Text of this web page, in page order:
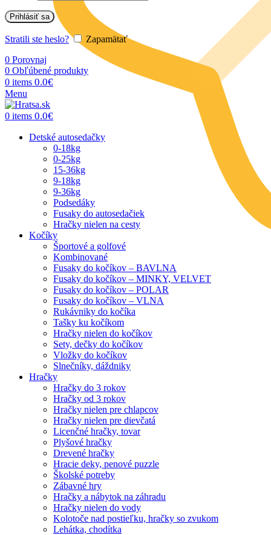
Prihlásiť sa
Stratili ste heslo?
Zapamätať
0 Porovnaj
0 Obľúbené produkty
0 items 0.0€
Menu
0 items 0.0€
Detské autosedačky
0-18kg
0-25kg
15-36kg
9-18kg
9-36kg
Podsedáky
Fusaky do autosedačiek
Hračky nielen na cesty
Kočíky
Športové a golfové
Kombinované
Fusaky do kočíkov – BAVLNA
Fusaky do kočíkov – MINKY, VELVET
Fusaky do kočíkov – POLAR
Fusaky do kočíkov – VLNA
Rukávniky do kočíka
Tašky ku kočíkom
Hračky nielen do kočíkov
Sety, dečky do kočíkov
Vložky do kočíkov
Slnečníky, dáždniky
Hračky
Hračky do 3 rokov
Hračky od 3 rokov
Hračky nielen pre chlapcov
Hračky nielen pre dievčatá
Licenčné hračky, tovar
Plyšové hračky
Drevené hračky
Hracie deky, penové puzzle
Školské potreby
Zábavné hry
Hračky a nábytok na záhradu
Hračky nielen do vody
Kolotoče nad postieľku, hračky so zvukom
Lehátka, chodítka